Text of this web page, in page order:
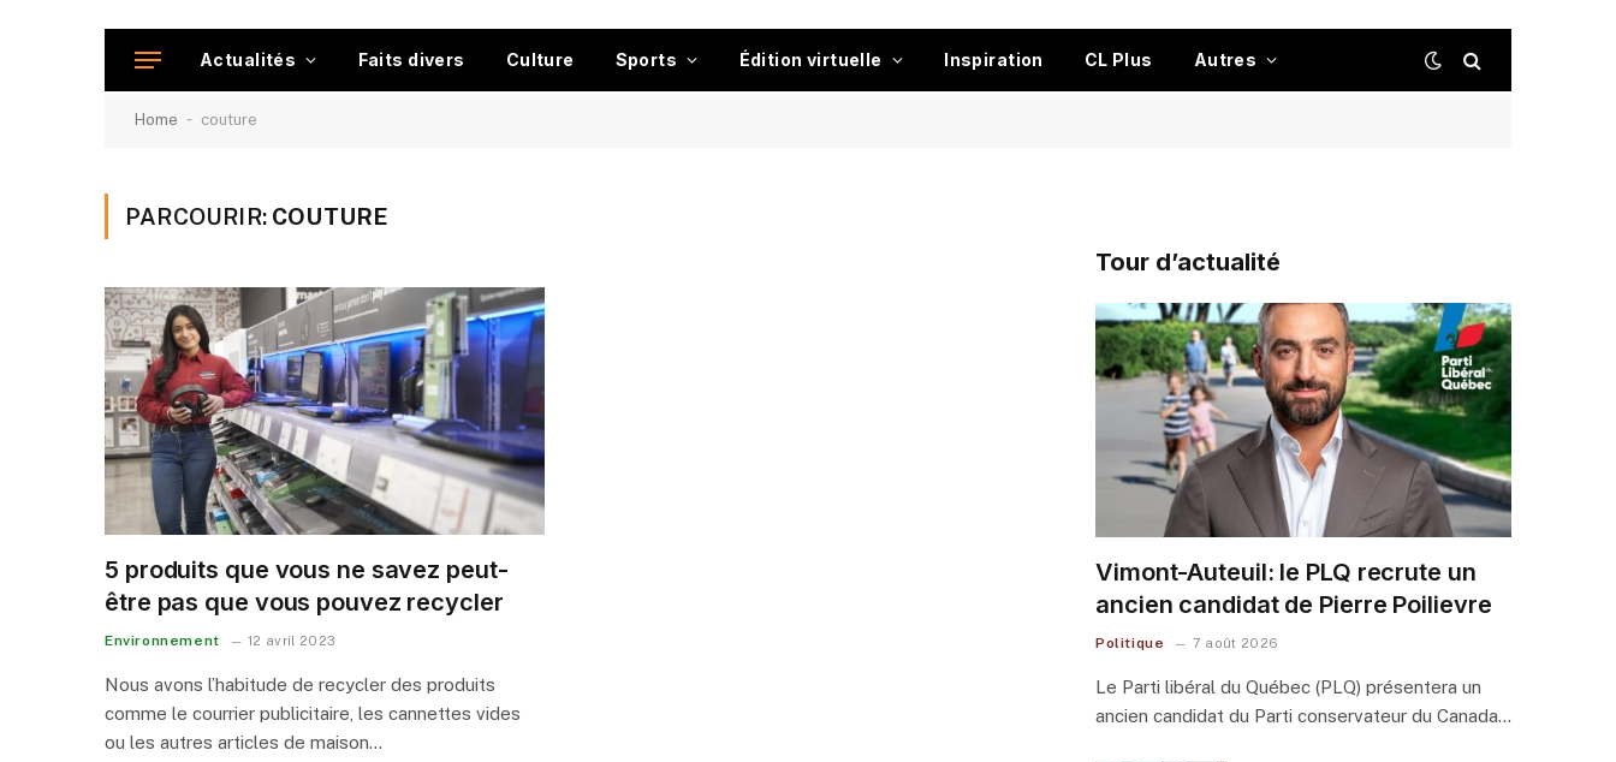
Actualités Faits divers Culture Sports Édition virtuelle Inspiration CL Plus Autres
Home - couture
PARCOURIR: COUTURE
5 produits que vous ne savez peut-
être pas que vous pouvez recycler
Environnement 12 avril 2023
Nous avons l’habitude de recycler des produits
comme le courrier publicitaire, les cannettes vides
ou les autres articles de maison…
Tour d’actualité
Vimont-Auteuil: le PLQ recrute un
ancien candidat de Pierre Poilievre
Politique 7 août 2026
Le Parti libéral du Québec (PLQ) présentera un
ancien candidat du Parti conservateur du Canada…